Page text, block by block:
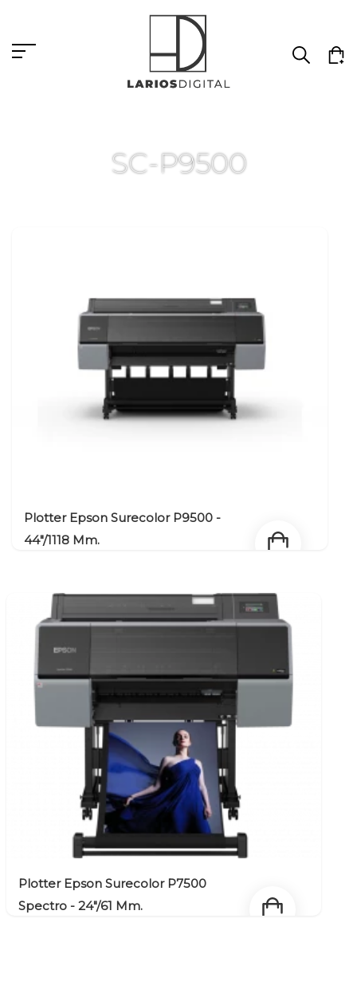
SC-P9500
Plotter Epson Surecolor P9500 -
44"/1118 Mm.
Plotter Epson Surecolor P7500
Spectro - 24"/61 Mm.